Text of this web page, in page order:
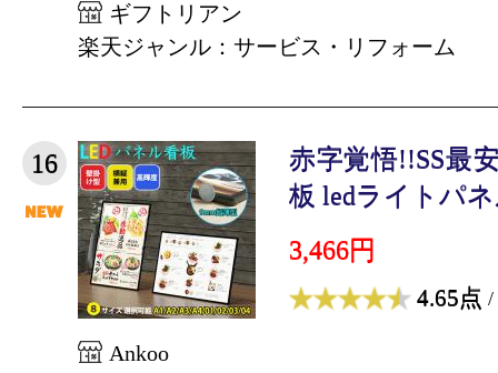
ギフトリアン
楽天ジャンル：サービス・リフォーム
16
赤字覚悟!!SS最
板 ledライトパ
3,466円
4.65点 /
Ankoo